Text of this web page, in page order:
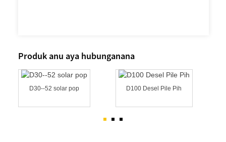
Produk anu aya hubunganana
D30--52 solar pop D100 Desel Pile Pih